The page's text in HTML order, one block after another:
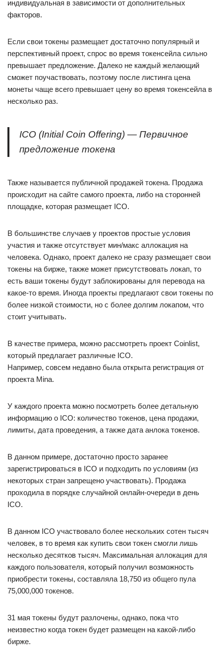
индивидуальная в зависимости от дополнительных
факторов.
Если свои токены размещает достаточно популярный и
перспективный проект, спрос во время токенсейла сильно
превышает предложение. Далеко не каждый желающий
сможет поучаствовать, поэтому после листинга цена
монеты чаще всего превышает цену во время токенсейла в
несколько раз.
ICO (Initial Coin Offering) — Первичное
предложение токена
Также называется публичной продажей токена. Продажа
происходит на сайте самого проекта, либо на сторонней
площадке, которая размещает ICO.
В большинстве случаев у проектов простые условия
участия и также отсутствует мин/макс аллокация на
человека. Однако, проект далеко не сразу размещает свои
токены на бирже, также может присутствовать локап, то
есть ваши токены будут заблокированы для перевода на
какое-то время. Иногда проекты предлагают свои токены по
более низкой стоимости, но с более долгим локапом, что
стоит учитывать.
В качестве примера, можно рассмотреть проект Coinlist,
который предлагает различные ICO.
Например, совсем недавно была открыта регистрация от
проекта Mina.
У каждого проекта можно посмотреть более детальную
информацию о ICO: количество токенов, цена продажи,
лимиты, дата проведения, а также дата анлока токенов.
В данном примере, достаточно просто заранее
зарегистрироваться в ICO и подходить по условиям (из
некоторых стран запрещено участвовать). Продажа
проходила в порядке случайной онлайн-очереди в день
ICO.
В данном ICO участвовало более нескольких сотен тысяч
человек, в то время как купить свои токен смогли лишь
несколько десятков тысяч. Максимальная аллокация для
каждого пользователя, который получил возможность
приобрести токены, составляла 18,750 из общего пула
75,000,000 токенов.
31 мая токены будут разлочены, однако, пока что
неизвестно когда токен будет размещен на какой-либо
бирже.